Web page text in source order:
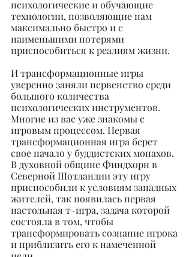
психологические и обучающие
технологии, позволяющие нам
максимально быстро и с
наименьшими потерями
приспособиться к реалиям жизни.
И трансформационные игры
уверенно заняли первенство среди
большого количества
психологических инструментов.
Многие из вас уже знакомы с
игровым процессом. Первая
трансформационная игра берет
свое начало у буддистских монахов.
В духовной общине Финдхорн в
Северной Шотландии эту игру
приспособили к условиям западных
жителей, так появилась первая
настольная т-игра, задача которой
состояла в том, чтобы
трансформировать сознание игрока
и приблизить его к намеченной